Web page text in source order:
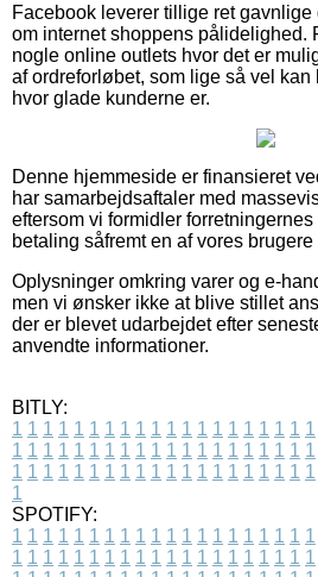
Facebook leverer tillige ret
om internet shoppens pålidelighed.
nogle online outlets hvor det er
af ordreforløbet, som lige så vel kan
hvor glade kunderne er.
Denne hjemmeside er finansieret
har samarbejdsaftaler med
eftersom vi formidler
betaling såfremt en af vores
Oplysninger omkring varer og e-
men vi ønsker ikke at blive stillet
der er blevet udarbejdet efter
anvendte informationer.
BITLY:
1 1 1 1 1 1 1 1 1 1 1 1 1 1 1 1 1 1 1 1
1 1 1 1 1 1 1 1 1 1 1 1 1 1 1 1 1 1 1 1
1 1 1 1 1 1 1 1 1 1 1 1 1 1 1 1 1 1 1 1
1
SPOTIFY:
1 1 1 1 1 1 1 1 1 1 1 1 1 1 1 1 1 1 1 1
1 1 1 1 1 1 1 1 1 1 1 1 1 1 1 1 1 1 1 1